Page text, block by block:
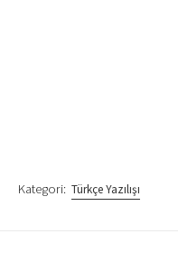
Kategori: Türkçe Yazılışı